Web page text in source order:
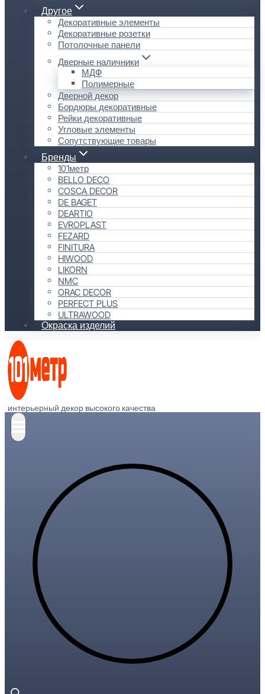
Другое
Декоративные элементы
Декоративные розетки
Потолочные панели
Дверные наличники
МДФ
Полимерные
Дверной декор
Бордюры декоративные
Рейки декоративные
Угловые элементы
Сопутствующие товары
Бренды
101метр
BELLO DECO
COSCA DECOR
DE BAGET
DEARTIO
EVROPLAST
FEZARD
FINITURA
HIWOOD
LIKORN
NMC
ORAC DECOR
PERFECT PLUS
ULTRAWOOD
Окраска изделий
интерьерный декор высокого качества